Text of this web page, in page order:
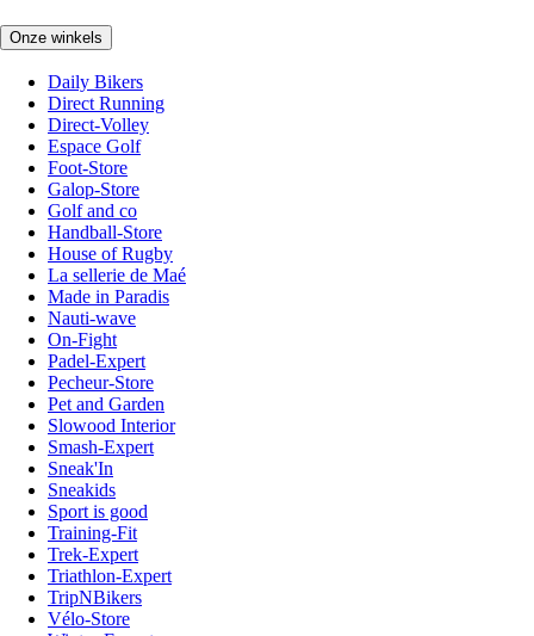
Onze winkels
Daily Bikers
Direct Running
Direct-Volley
Espace Golf
Foot-Store
Galop-Store
Golf and co
Handball-Store
House of Rugby
La sellerie de Maé
Made in Paradis
Nauti-wave
On-Fight
Padel-Expert
Pecheur-Store
Pet and Garden
Slowood Interior
Smash-Expert
Sneak'In
Sneakids
Sport is good
Training-Fit
Trek-Expert
Triathlon-Expert
TripNBikers
Vélo-Store